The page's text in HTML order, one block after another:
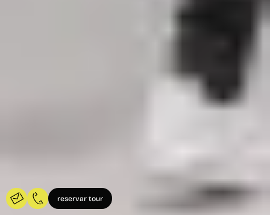
reservar tour